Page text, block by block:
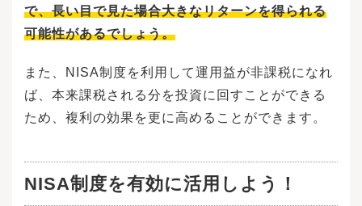
で、長い目で見た場合大きなリターンを得られる
可能性があるでしょう。
また、NISA制度を利用して運用益が非課税になれ
ば、本来課税される分を投資に回すことができる
ため、複利の効果を更に高めることができます。
NISA制度を有効に活用しよう！